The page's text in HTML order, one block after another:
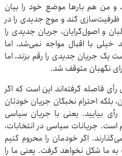
و من هم بارها موضع خود را بیان
ظرفیت‌سازی کند و موج جدیدی را در
و اصول‌گرایان، جریان جدیدی را
خیلی با اقبال مواجه نمی‌شد، اما
یک جریان جدیدی را رقم بزند، اما
نگهبان متوقف شد.
فاصله گرفته‌اند این است که اگر
بلکه احترام نخبگان جریان خودتان
بیایید. یعنی با جریان سیاسی
جریانات سیاسی در انتخابات،
اگر خودمان را محروم کنیم
ما شکل نخواهد گرفت. یعنی ما را